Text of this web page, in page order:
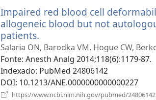
Impaired red blood cell
allogeneic blood but not
patients.
uma
nova
janela)
Salaria ON, Barodka VM, Hogue CW,
Fonte‎: Anesth Analg 2014;118(6):1179-87.
Indexado‎: PubMed 24806142
DOI‎: 10.1213/ANE.0000000000000227
https://www.ncbi.nlm.nih.gov/pubmed/24806142